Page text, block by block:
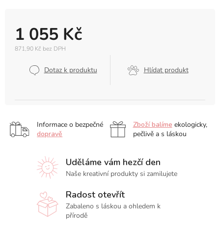
1 055 Kč
871,90 Kč bez DPH
Dotaz k produktu Hlídat produkt
Informace o bezpečné
dopravě
Zboží balíme ekologicky,
pečlivě a s láskou
Uděláme vám hezčí den
Naše kreativní produkty si zamilujete
Radost otevřít
Zabaleno s láskou a ohledem k
přírodě